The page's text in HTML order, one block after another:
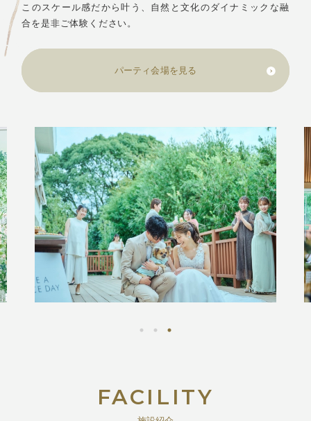
このスケール感だから叶う、自然と文化のダイナミックな融
合を是非ご体験ください。
パーティ会場を見る
FACILITY